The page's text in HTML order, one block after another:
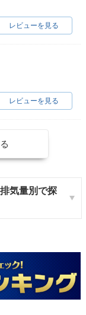
レビューを見る
レビューを見る
気量別で探